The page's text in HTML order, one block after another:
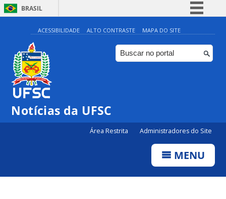
BRASIL
Simplifique!
Comunica BR
Participe
ACESSIBILIDADE ALTO CONTRASTE MAPA DO SITE
Notícias da UFSC
Área Restrita Administradores do Site
MENU